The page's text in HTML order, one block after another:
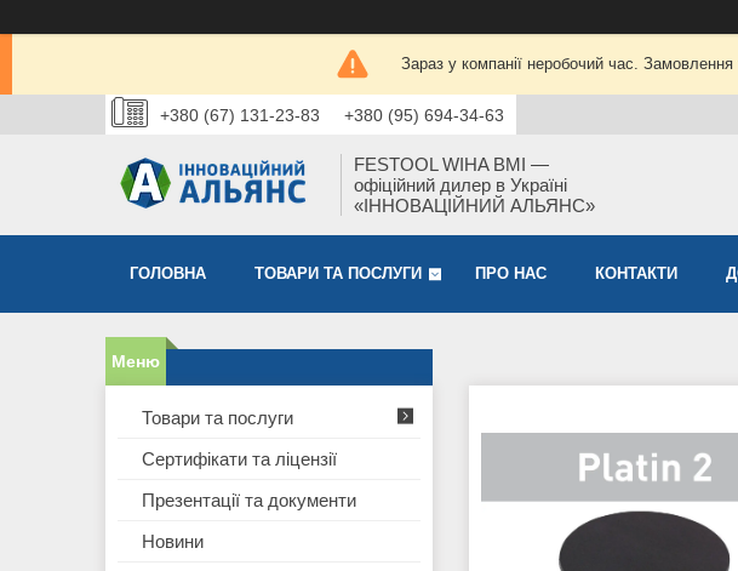
Зараз у компанії неробочий час.
+380 (67) 131-23-83 +380 (95) 694-34-63
FESTOOL WIHA BMI —
офіційний дилер в Україні
«ІННОВАЦІЙНИЙ АЛЬЯНС»
ГОЛОВНА ТОВАРИ ТА ПОСЛУГИ ПРО НАС КОНТАКТИ
Товари та послуги
Сертифікати та ліцензії
Презентації та документи
Новини